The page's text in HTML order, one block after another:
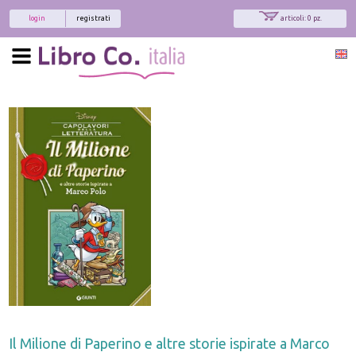
articoli: 0 pz.
registrati
login
Il Milione di Paperino e altre storie ispirate a Marco